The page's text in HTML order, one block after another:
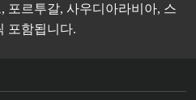
포르투갈, 사우디아라비아, 스
포함됩니다.